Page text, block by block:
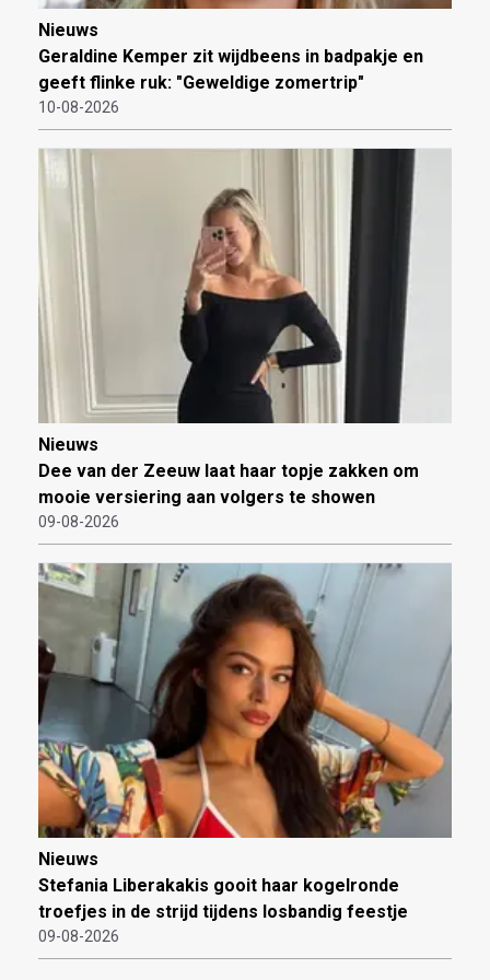
Nieuws
Geraldine Kemper zit wijdbeens in badpakje en
geeft flinke ruk: "Geweldige zomertrip"
10-08-2026
Nieuws
Dee van der Zeeuw laat haar topje zakken om
mooie versiering aan volgers te showen
09-08-2026
Nieuws
Stefania Liberakakis gooit haar kogelronde
troefjes in de strijd tijdens losbandig feestje
09-08-2026